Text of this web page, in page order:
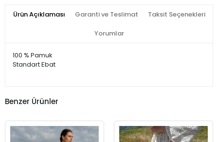
Ürün Açıklaması Garanti ve Teslimat Taksit Seçenekleri
Yorumlar
100 % Pamuk
Standart Ebat
Benzer Ürünler